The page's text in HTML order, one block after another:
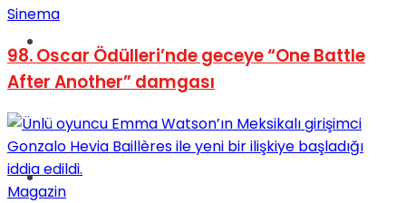
Tatil
Sinema
98. Oscar Ödülleri’nde geceye “One Battle
After Another” damgası
Magazin